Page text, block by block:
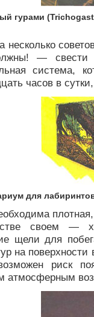
гурами
несколько
— свести
система,
часов в
для
своем —
щели для
на
риск
атмосферным